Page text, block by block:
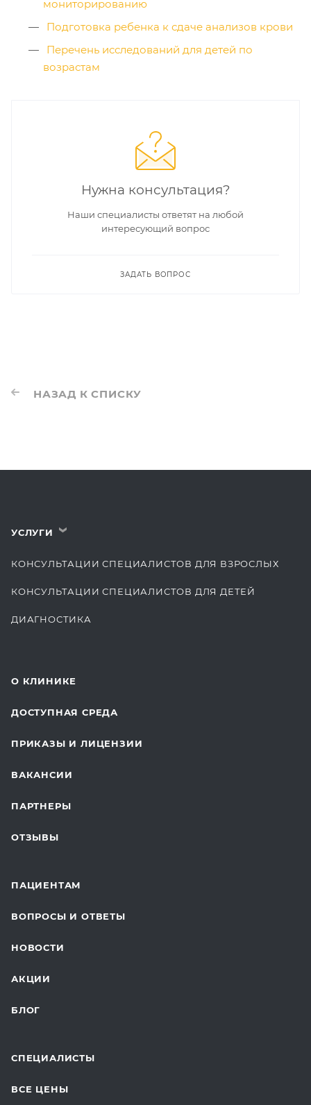
мониторированию
Подготовка ребенка к сдаче анализов крови
Перечень исследований для детей по
возрастам
Нужна консультация?
Наши специалисты ответят на любой
интересующий вопрос
ЗАДАТЬ ВОПРОС
НАЗАД К СПИСКУ
УСЛУГИ ›
КОНСУЛЬТАЦИИ СПЕЦИАЛИСТОВ ДЛЯ ВЗРОСЛЫХ
КОНСУЛЬТАЦИИ СПЕЦИАЛИСТОВ ДЛЯ ДЕТЕЙ
ДИАГНОСТИКА
ЛАБОРАТОРНЫЕ ИССЛЕДОВАНИЯ
ДЛЯ БУДУЩИХ МАМ
О КЛИНИКЕ
ДОСТУПНАЯ СРЕДА
ПРИКАЗЫ И ЛИЦЕНЗИИ
ВАКАНСИИ
ПАРТНЕРЫ
ОТЗЫВЫ
ПАЦИЕНТАМ
ВОПРОСЫ И ОТВЕТЫ
НОВОСТИ
АКЦИИ
БЛОГ
СПЕЦИАЛИСТЫ
ВСЕ ЦЕНЫ